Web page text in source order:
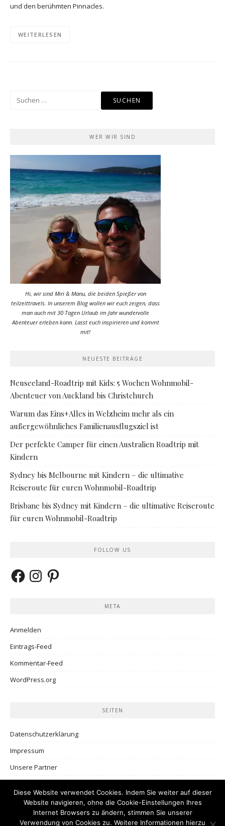
und den berühmten Pinnacles.
WEITERLESEN
Suchen
WER WIR SIND
Hi, wir sind Miri & Manu, die beiden Spießer von
teilzeittravels. In unserem Blog wollen wir euch zeigen, dass
man auch mit 30 Tagen Urlaub im Jahr wundervolle
Abenteuer erleben kann. Lasst euch inspirieren und kommt
mit!
NEUESTE BEITRÄGE
Neuseeland-Roadtrip mit Kids: 5 Wochen Wohnmobil-
Abenteuer von Auckland bis Christchurch
Warum das Eins+Alles in Welzheim mehr als ein
außergewöhnliches Familienausflugsziel ist
Der perfekte Camper für einen Australien Roadtrip mit
Kindern
Sydney bis Melbourne mit Kindern – die ultimative
Reiseroute für euren Wohnmobil-Roadtrip
Brisbane bis Sydney mit Kindern – die ultimative Reiseroute
für euren Wohnmobil-Roadtrip
FOLLOW US
FacebookInstagramPinterest
META
Anmelden
Eintrags-Feed
Kommentar-Feed
WordPress.org
SEITEN
Datenschutzerklärung
Impressum
Unsere Partner
Diese Website verwendet Cookies. Indem Sie weiter auf dieser
Website navigieren, ohne die Cookie-Einstellungen Ihres
Internet Browsers zu ändern, stimmen Sie unserer
Verwendung von Cookies zu. Weitere Informationen hierzu